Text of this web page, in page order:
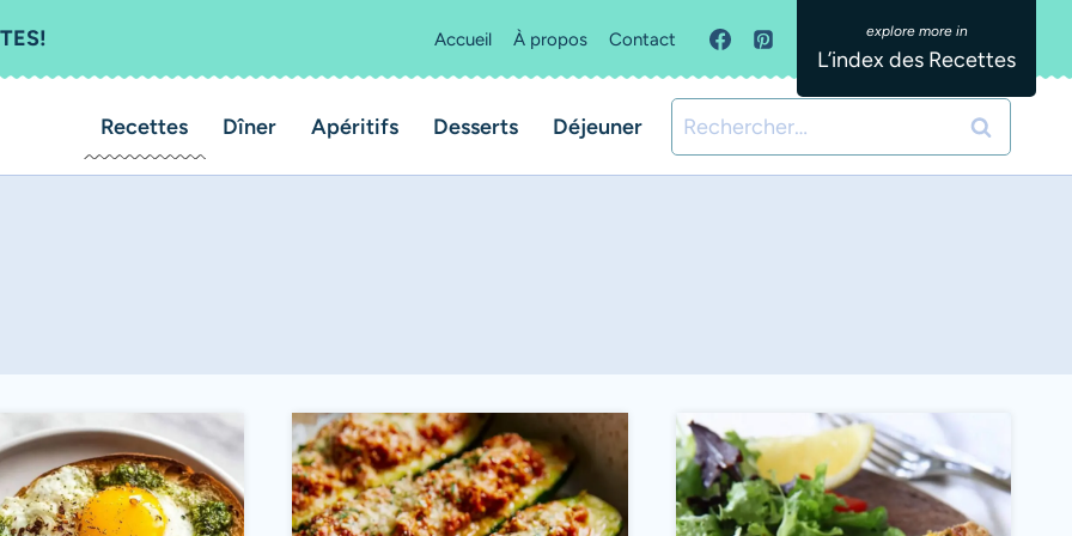
Accueil À propos Contact
L’index des Recettes
Recettes Dîner Apéritifs Desserts Déjeuner Rechercher :